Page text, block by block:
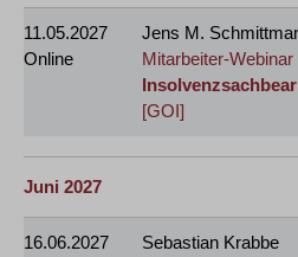
11.05.2027
Online
Jens M.
Mitarbeiter-Webinar
[GOI]
Juni 2027
16.06.2027
Sebastian Krabbe